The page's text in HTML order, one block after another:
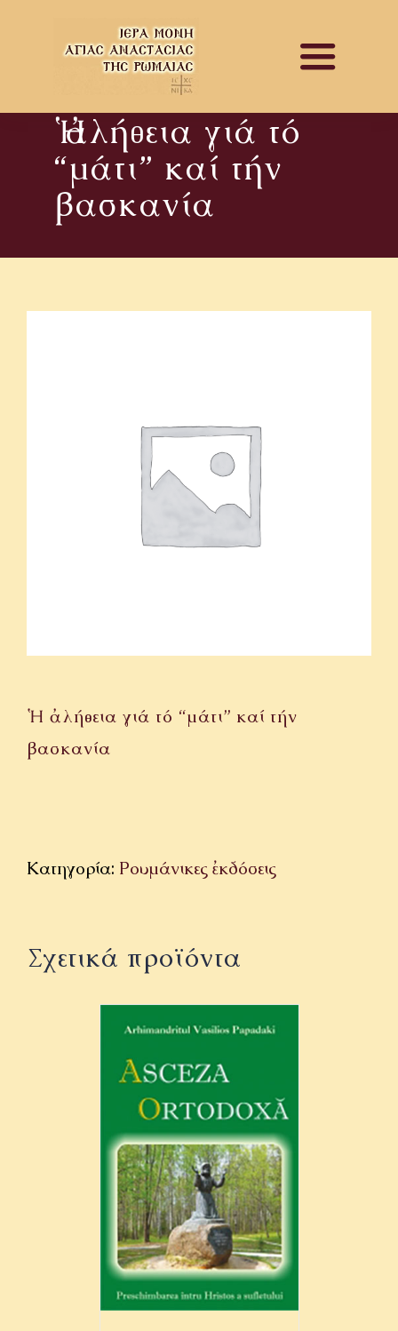
Toggle
ΑΡΧΙΚΗ
ΕΝΗΜΕΡΩΣΗ
Ἡ ἀλήθεια γιά τό
“μάτι” καί τήν
βασκανία
Ἡ ἀλήθεια γιά τό “μάτι” καί τήν
βασκανία
Κατηγορία: Ρουμάνικες ἐκδόσεις
Σχετικά προϊόντα